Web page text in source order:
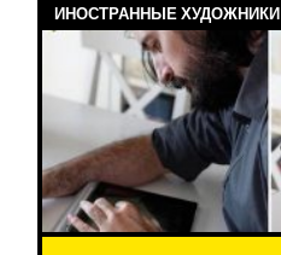
ИНОСТРАННЫЕ ХУДОЖНИКИ